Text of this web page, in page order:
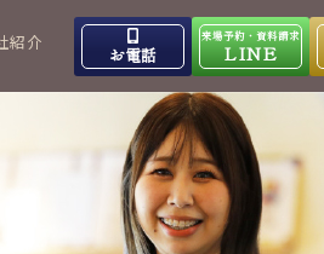
紹介
お電話
出雲高岡体感ギャラリー
0853-31-4133
9:00～17:00
水曜日
大田ショールーム
0854-86-8640
9:00～17:00
定休日 日曜日
来場予約・資料請求
LINE